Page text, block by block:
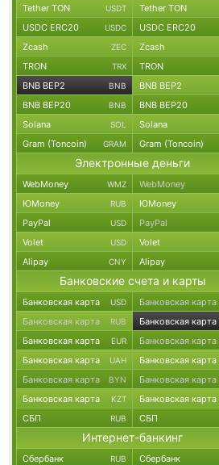
Tether TON USDT Tether TON
USDC ERC20 USDC USDC ERC20
Zcash ZEC Zcash
TRON TRX TRON
BNB BEP2 BNB BNB BEP2
BNB BEP20 BNB BNB BEP20
Solana SOL Solana
Gram (Toncoin) GRAM Gram (Toncoin)
Электронные деньги
WebMoney WMZ WebMoney
ЮMoney RUB ЮMoney
PayPal USD PayPal
Volet USD Volet
Alipay CNY Alipay
Банковские счета и карты
Банковская карта USD Банковская карта
Банковская карта RUB Банковская карта
Банковская карта EUR Банковская карта
Банковская карта UAH Банковская карта
Банковская карта BYN Банковская карта
Банковская карта KZT Банковская карта
СБП RUB СБП
Интернет-банкинг
Сбербанк RUB Сбербанк